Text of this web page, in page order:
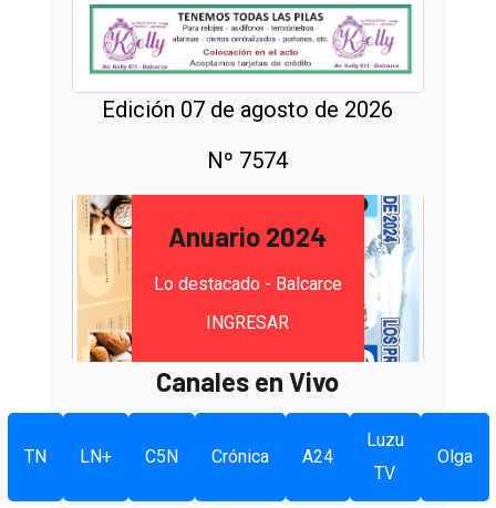
Edición 07 de agosto de 2026
Nº 7574
Anuario 2024
Lo destacado - Balcarce
INGRESAR
Canales en Vivo
TN LN+ C5N Crónica A24
Luzu
TV
Olga